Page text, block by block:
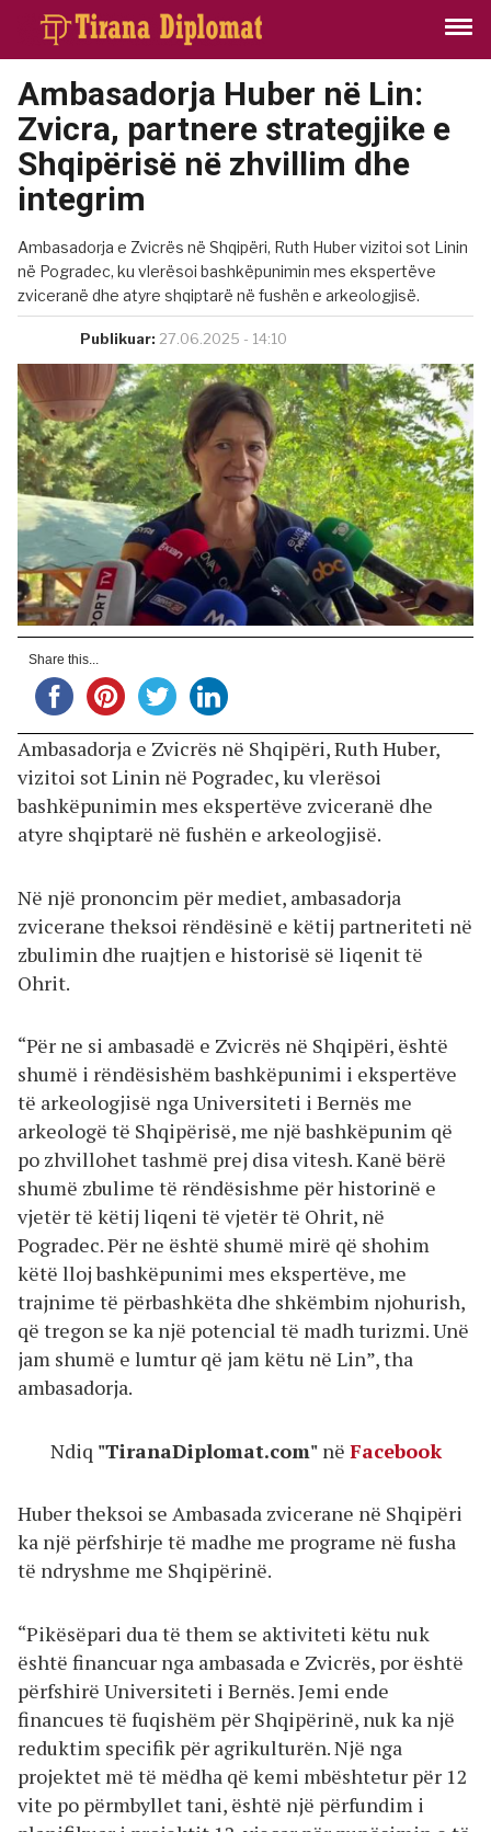
Ambasadorja Huber në Lin:
Zvicra, partnere strategjike e
Shqipërisë në zhvillim dhe
integrim
Ambasadorja e Zvicrës në Shqipëri, Ruth Huber vizitoi sot Linin
në Pogradec, ku vlerësoi bashkëpunimin mes ekspertëve
zviceranë dhe atyre shqiptarë në fushën e arkeologjisë.
Publikuar: 27.06.2025 - 14:10
Share this...
Ambasadorja e Zvicrës në Shqipëri, Ruth Huber,
vizitoi sot Linin në Pogradec, ku vlerësoi
bashkëpunimin mes ekspertëve zviceranë dhe
atyre shqiptarë në fushën e arkeologjisë.
Në një prononcim për mediet, ambasadorja
zvicerane theksoi rëndësinë e këtij partneriteti në
zbulimin dhe ruajtjen e historisë së liqenit të
Ohrit.
“Për ne si ambasadë e Zvicrës në Shqipëri, është
shumë i rëndësishëm bashkëpunimi i ekspertëve
të arkeologjisë nga Universiteti i Bernës me
arkeologë të Shqipërisë, me një bashkëpunim që
po zhvillohet tashmë prej disa vitesh. Kanë bërë
shumë zbulime të rëndësishme për historinë e
vjetër të këtij liqeni të vjetër të Ohrit, në
Pogradec. Për ne është shumë mirë që shohim
këtë lloj bashkëpunimi mes ekspertëve, me
trajnime të përbashkëta dhe shkëmbim njohurish,
që tregon se ka një potencial të madh turizmi. Unë
jam shumë e lumtur që jam këtu në Lin”, tha
ambasadorja.
Ndiq "TiranaDiplomat.com" në Facebook
Huber theksoi se Ambasada zvicerane në Shqipëri
ka një përfshirje të madhe me programe në fusha
të ndryshme me Shqipërinë.
“Pikësëpari dua të them se aktiviteti këtu nuk
është financuar nga ambasada e Zvicrës, por është
përfshirë Universiteti i Bernës. Jemi ende
financues të fuqishëm për Shqipërinë, nuk ka një
reduktim specifik për agrikulturën. Një nga
projektet më të mëdha që kemi mbështetur për 12
vite po përmbyllet tani, është një përfundim i